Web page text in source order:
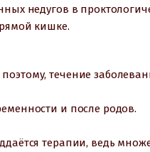
недугов в
кишке.
течение
и после родов.
терапии, ведь